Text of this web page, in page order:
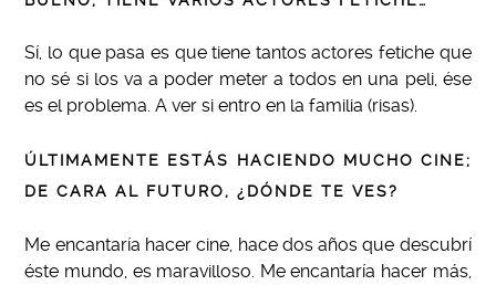
Sí, lo que pasa es que tiene tantos actores fetiche que
no sé si los va a poder meter a todos en una peli, ése
es el problema. A ver si entro en la familia (risas).
ÚLTIMAMENTE ESTÁS HACIENDO MUCHO CINE;
DE CARA AL FUTURO, ¿DÓNDE TE VES?
Me encantaría hacer cine, hace dos años que descubrí
éste mundo, es maravilloso. Me encantaría hacer más,